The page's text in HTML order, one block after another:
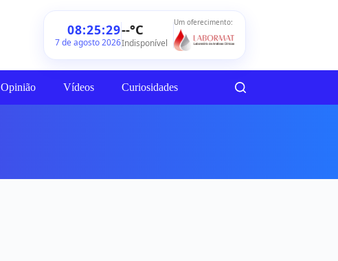
08:25:29
7 de agosto 2026
--°C
Indisponível
Um oferecimento:
Opinião Vídeos Curiosidades